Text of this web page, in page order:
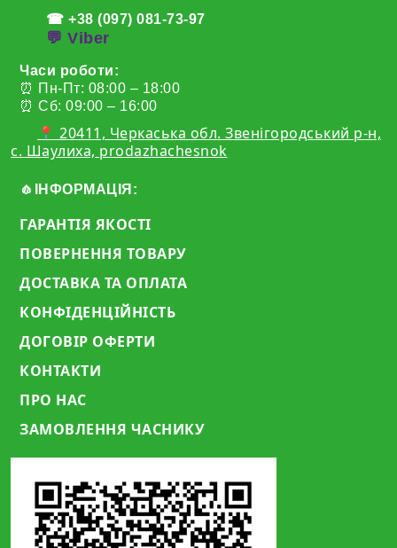
☎ +38 (097) 081-73-97
💬 Viber
Часи роботи:
⏰ Пн-Пт: 08:00 – 18:00
⏰ Сб: 09:00 – 16:00
📍 20411, Черкаська обл. Звенігородський р-н,
с. Шаулиха, prodazhachesnok
🧄ІНФОРМАЦІЯ:
ГАРАНТІЯ ЯКОСТІ
ПОВЕРНЕННЯ ТОВАРУ
ДОСТАВКА ТА ОПЛАТА
КОНФІДЕНЦІЙНІСТЬ
ДОГОВІР ОФЕРТИ
КОНТАКТИ
ПРО НАС
ЗАМОВЛЕННЯ ЧАСНИКУ